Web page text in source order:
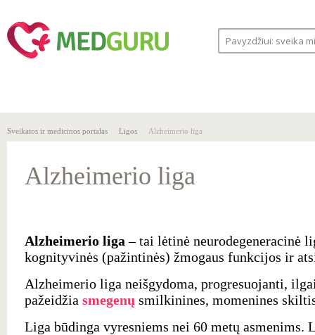
Sveikatos ir medicinos portalas Ligos Alzheimerio liga
Alzheimerio liga
Alzheimerio liga – tai lėtinė neurodegeneracinė
kognityvinės (pažintinės) žmogaus funkcijos ir
Alzheimerio liga neišgydoma, progresuojanti,
pažeidžia smegenų smilkinines, momenines
Liga būdinga vyresniems nei 60 metų asmenims.